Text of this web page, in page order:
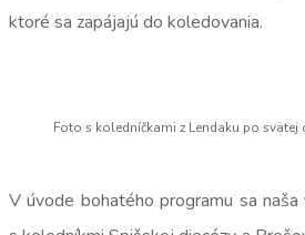
ktoré sa zapájajú do koledovania.
Foto s koledníčkami z Lendaku po svätej
V úvode bohatého programu sa